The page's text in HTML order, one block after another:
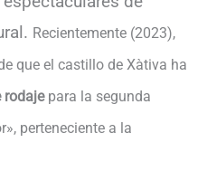
Recientemente (2023),
que el castillo de Xàtiva ha
rodajepara la segunda
perteneciente a la